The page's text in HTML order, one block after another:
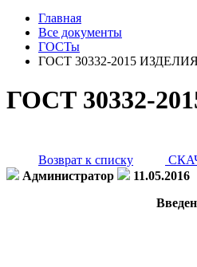
Главная
Все документы
ГОСТы
ГОСТ 30332-2015
ГОСТ 30332-
Возврат к списку
Администратор
11.05.2016